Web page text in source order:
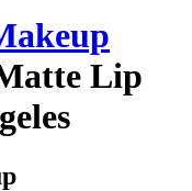
Lip